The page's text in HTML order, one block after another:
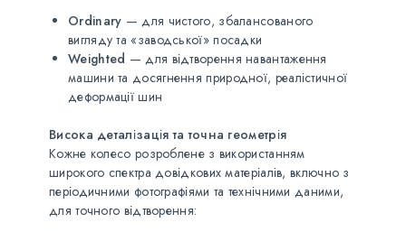
Ordinary — для чистого, збалансованого
вигляду та «заводської» посадки
Weighted — для відтворення навантаження
машини та досягнення природної, реалістичної
деформації шин
Висока деталізація та точна геометрія
Кожне колесо розроблене з використанням
широкого спектра довідкових матеріалів, включно з
періодичними фотографіями та технічними даними,
для точного відтворення: